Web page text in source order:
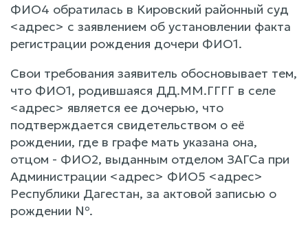
ФИО4 обратилась в Кировский районный суд
<адрес> с заявлением об установлении факта
регистрации рождения дочери ФИО1.
Свои требования заявитель обосновывает тем,
что ФИО1, родившаяся ДД.ММ.ГГГГ в селе
<адрес> является ее дочерью, что
подтверждается свидетельством о её
рождении, где в графе мать указана она,
отцом - ФИО2, выданным отделом ЗАГСа при
Администрации <адрес> ФИО5 <адрес>
Республики Дагестан, за актовой записью о
рождении №.